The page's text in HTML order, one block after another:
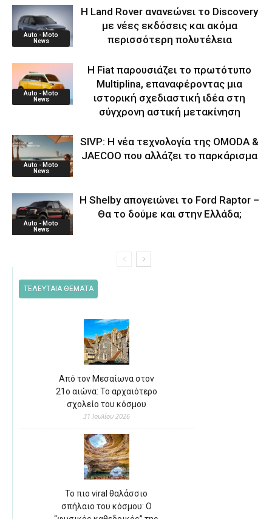
Auto - Moto
News
Η Land Rover ανανεώνει το Discovery
με νέες εκδόσεις και ακόμα
περισσότερη πολυτέλεια
Auto - Moto
News
Η Fiat παρουσιάζει το πρωτότυπο
Multiplina, επαναφέροντας μια
ιστορική σχεδιαστική ιδέα στη
σύγχρονη αστική μετακίνηση
Auto - Moto
News
SIVP: Η νέα τεχνολογία της OMODA &
JAECOO που αλλάζει το παρκάρισμα
Auto - Moto
News
Η Shelby απογειώνει το Ford Raptor –
Θα το δούμε και στην Ελλάδα;
ΤΕΛΕΥΤΑΙΑ ΘΕΜΑΤΑ
Από τον Μεσαίωνα στον
21ο αιώνα: Το αρχαιότερο
σχολείο του κόσμου
31 Ιουλίου 2026
Το πιο viral θαλάσσιο
σπήλαιο του κόσμου: Ο